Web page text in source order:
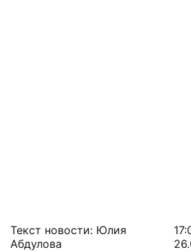
Текст новости: Юлия
Абдулова